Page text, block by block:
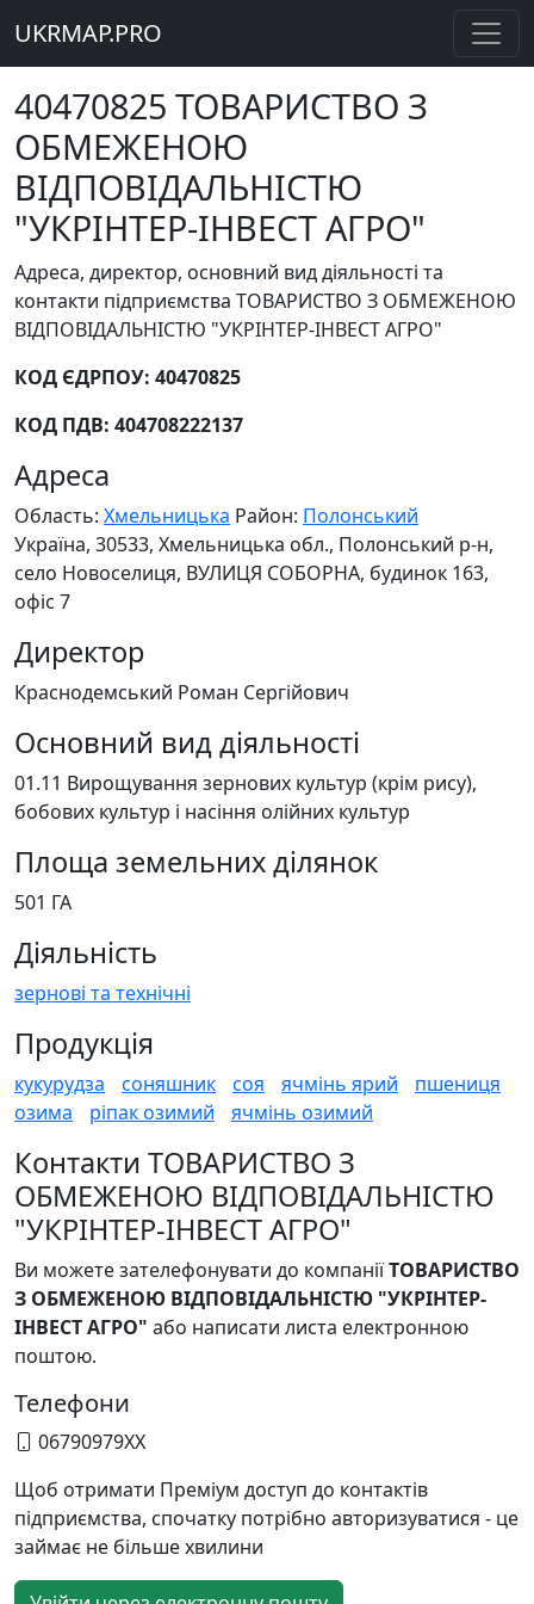
UKRMAP.PRO
40470825 ТОВАРИСТВО З
ОБМЕЖЕНОЮ
ВІДПОВІДАЛЬНІСТЮ
"УКРІНТЕР-ІНВЕСТ АГРО"
Адреса, директор, основний вид діяльності та
контакти підприємства ТОВАРИСТВО З ОБМЕЖЕНОЮ
ВІДПОВІДАЛЬНІСТЮ "УКРІНТЕР-ІНВЕСТ АГРО"
КОД ЄДРПОУ: 40470825
КОД ПДВ: 404708222137
Адреса
Область: Хмельницька Район: Полонський
Україна, 30533, Хмельницька обл., Полонський р-н,
село Новоселиця, ВУЛИЦЯ СОБОРНА, будинок 163,
офіс 7
Директор
Краснодемський Роман Сергійович
Основний вид діяльності
01.11 Вирощування зернових культур (крім рису),
бобових культур і насіння олійних культур
Площа земельних ділянок
501 ГА
Діяльність
зернові та технічні
Продукція
кукурудза соняшник соя ячмінь ярий
пшениця
озима
ріпак озимий ячмінь озимий
Контакти ТОВАРИСТВО З
ОБМЕЖЕНОЮ ВІДПОВІДАЛЬНІСТЮ
"УКРІНТЕР-ІНВЕСТ АГРО"
Ви можете зателефонувати до компаніїТОВАРИСТВО
З ОБМЕЖЕНОЮ ВІДПОВІДАЛЬНІСТЮ "УКРІНТЕР-
ІНВЕСТ АГРО" або написати листа електронною
поштою.
Телефони
06790979XX
Щоб отримати Преміум доступ до контактів
підприємства, спочатку потрібно авторизуватися - це
займає не більше хвилини